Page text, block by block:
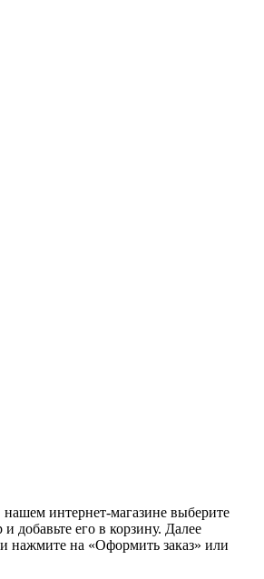
интернет-магазине выберите
добавьте его в корзину. Далее
нажмите на «Оформить заказ» или